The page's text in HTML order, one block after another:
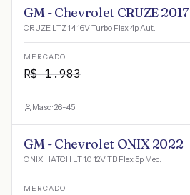
GM - Chevrolet CRUZE 2017
CRUZE LTZ 1.4 16V Turbo Flex 4p Aut.
MERCADO
R$1.983
Masc · 26-45
GM - Chevrolet ONIX 2022
ONIX HATCH LT 1.0 12V TB Flex 5p Mec.
MERCADO